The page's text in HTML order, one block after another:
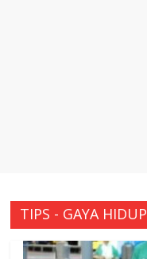
TIPS - GAYA HIDUP